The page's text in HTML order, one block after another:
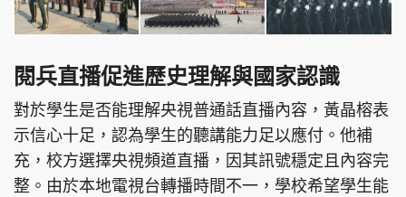
閱兵直播促進歷史理解與國家認識
對於學生是否能理解央視普通話直播內容，黃晶榕表
示信心十足，認為學生的聽講能力足以應付。他補
充，校方選擇央視頻道直播，因其訊號穩定且內容完
整。由於本地電視台轉播時間不一，學校希望學生能